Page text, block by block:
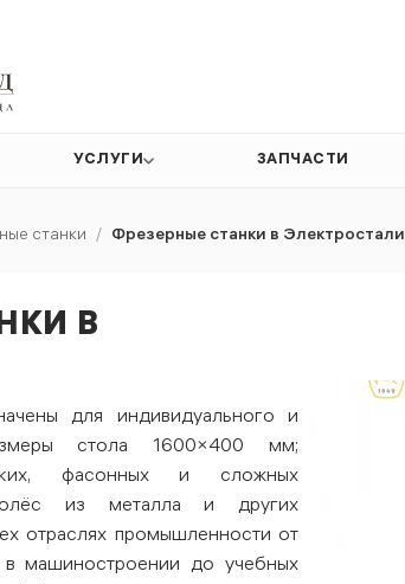
УСЛУГИ ЗАПЧАСТИ
станки / Фрезерные станки в Электростали
В
для индивидуального и
стола 1600×400 мм;
фасонных и сложных
колёс из металла и других
отраслях промышленности от
в машиностроении до учебных